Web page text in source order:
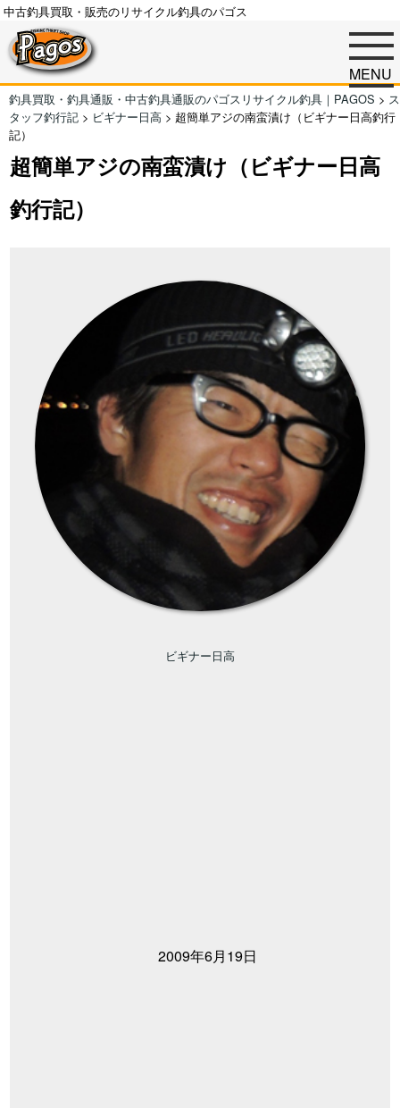
中古釣具買取・販売のリサイクル釣具のパゴス
MENU
釣具買取・釣具通販・中古釣具通販のパゴスリサイクル釣具｜PAGOS > ス
タッフ釣行記 > ビギナー日高 > 超簡単アジの南蛮漬け（ビギナー日高釣行
記）
超簡単アジの南蛮漬け（ビギナー日高
釣行記）
ビギナー日高
2009年6月19日